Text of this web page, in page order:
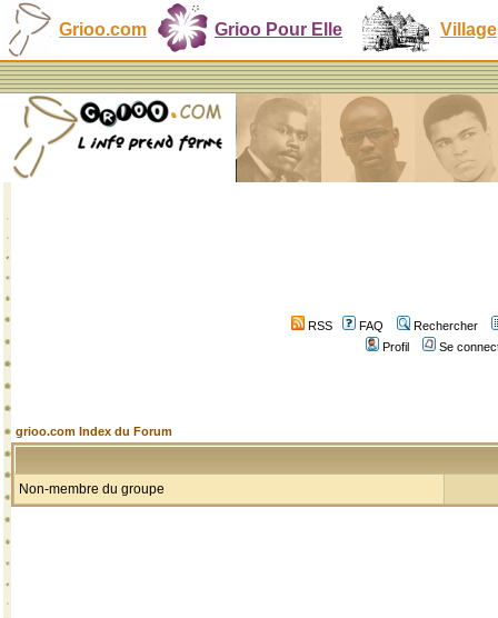
Grioo.com Grioo Pour Elle Village
RSS FAQ
Rechercher
Profil
Se
grioo.com Index du Forum
Non-membre du groupe